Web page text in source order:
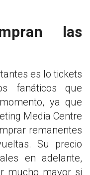
las
es lo tickets
fanáticos que
ya que
Media Centre
remanentes
Su precio
en adelante,
mucho mayor si